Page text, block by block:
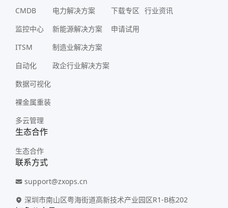
CMDB
监控中心
ITSM
自动化
数据可视化
裸金属重装
多云管理
电力解决方案
新能源解决方案
制造业解决方案
政企行业解决方案
下载专区
申请试用
行业资讯
生态合作
生态合作
联系方式
support@zxops.cn
深圳市南山区粤海街道高新技术产业园区R1-B栋202